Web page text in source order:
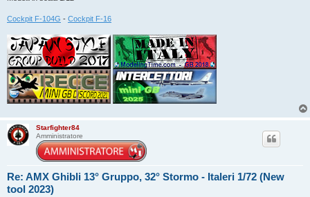
Cockpit F-104G - Cockpit F-16
Starfighter84
Amministratore
Re: AMX Ghibli 13° Gruppo, 32° Stormo - Italeri 1/72 (New
tool 2023)